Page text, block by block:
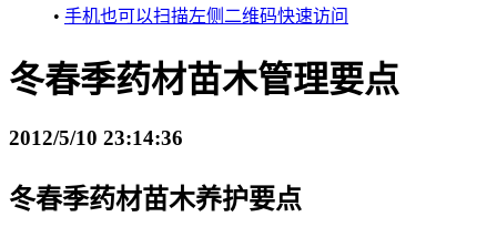
• 手机也可以扫描左侧二维码快速访问
冬春季药材苗木管理要点
2012/5/10 23:14:36
冬春季药材苗木养护要点